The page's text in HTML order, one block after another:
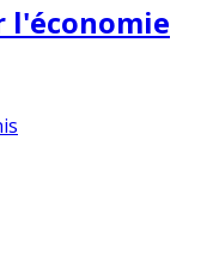
l'économie